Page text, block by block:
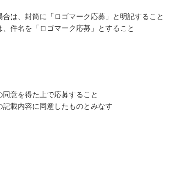
は、封筒に「ロゴマーク応募」と明記すること
件名を「ロゴマーク応募」とすること
意を得た上で応募すること
載内容に同意したものとみなす